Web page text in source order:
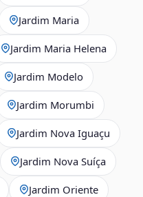
Jardim Maria
Jardim Maria Helena
Jardim Modelo
Jardim Morumbi
Jardim Nova Iguaçu
Jardim Nova Suíça
Jardim Oriente